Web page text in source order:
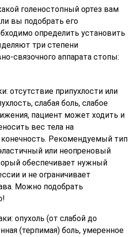
голеностопный ортез вам
вы подобрать его
определить установить
три степени
связочного аппарата стопы:
отсутствие припухлости или
слабая боль, слабое
пациент может ходить и
вес тела на
Рекомендуемый тип
или неопреновый
обеспечивает нужный
и не ограничивает
Можно подобрать
опухоль (от слабой до
(терпимая) боль, умеренное